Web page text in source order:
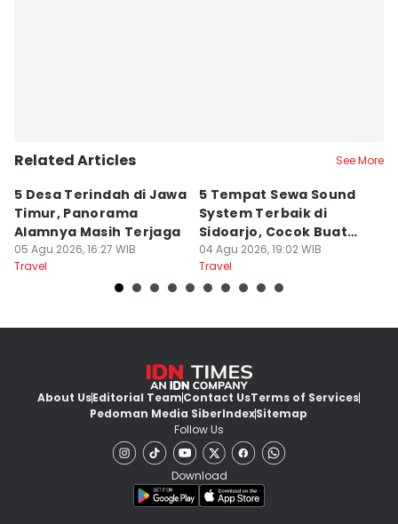
Related Articles See More
5 Desa Terindah di Jawa
Timur, Panorama
Alamnya Masih Terjaga
05 Agu 2026, 16:27 WIB
Travel
5 Tempat Sewa Sound
System Terbaik di
Sidoarjo, Cocok Buat
Agustusan
04 Agu 2026, 19:02 WIB
Travel
About UsEditorial TeamContact UsTerms of Services
Pedoman Media SiberIndexSitemap
Follow Us
Download